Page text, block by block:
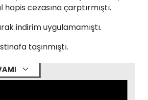
cezasına çarptırmıştı.
indirim uygulamamıştı.
taşınmıştı.